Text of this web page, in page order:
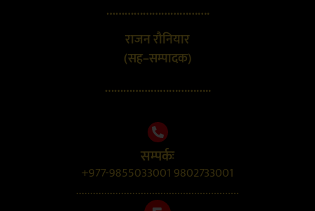
…………………………….
राजन रौनियार
(सह–सम्पादक)
……………………………..
सम्पर्कः
+977-9855033001 9802733001
..........................................................